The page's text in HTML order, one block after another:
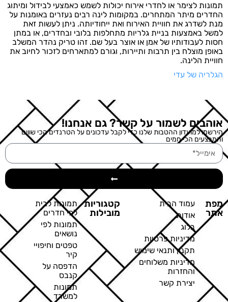
תמונות לצימר או לחדרי אירוח יכולות לשמש כאמצעי לבידול ומיתוג
החדרים מיתר המתחרים. במקומות לינה רבים נעזרים באומנות על
מנת לשדרג את חוויית האירוח ואת ייחודיותה. ניתן לעשות זאת
למשל באמצעות בניית גלריות מתחלפות בלובי ובחדרים, או במתן
חסות לעבודותיו של אמן או אוצר בעל שם. זהו טריק נהדר המשלב
באופן מוצלח בין תרבות ותיירות, וגורם למתארחים לזכור לחיוב את
חוויית הלינה.
הגלריה של עדי
אוהבים לשמור על קשר? גם אנחנו!
הירשמו למועדון ההטבות שלנו כדי לקבל עדכונים על הטרנדים הכי שווים
והמבצעים הכי חמים
מפת
אתר
עמוד הבית
אודות
בלוג
מדיניות פרטיות
תקנון ותנאי שימוש
מדיניות משלוחים
והחזרות
יצירת קשר
קטגוריות
מובילות
תמונות לבית
לפי חדרים
תמונות לפי
נושאים
טפטים וחיפויי
קיר
הדפסה על
קנבס
תמונות
למשרד